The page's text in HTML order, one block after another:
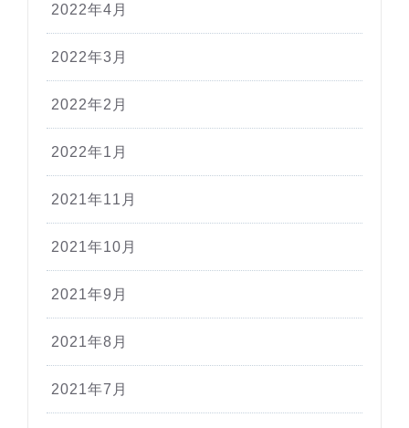
2022年4月
2022年3月
2022年2月
2022年1月
2021年11月
2021年10月
2021年9月
2021年8月
2021年7月